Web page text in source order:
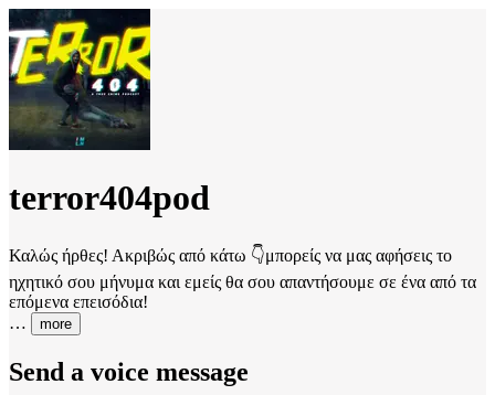
terror404pod
Καλώς ήρθες! Ακριβώς από κάτω 👇μπορείς να μας αφήσεις το
ηχητικό σου μήνυμα και εμείς θα σου απαντήσουμε σε ένα από τα
επόμενα επεισόδια!
…
more
Send a voice message